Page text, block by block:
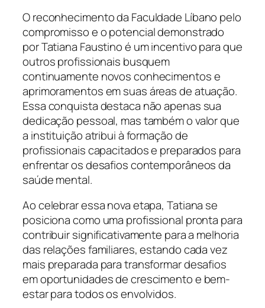
O reconhecimento da Faculdade Líbano pelo
compromisso e o potencial demonstrado
por Tatiana Faustino é um incentivo para que
outros profissionais busquem
continuamente novos conhecimentos e
aprimoramentos em suas áreas de atuação.
Essa conquista destaca não apenas sua
dedicação pessoal, mas também o valor que
a instituição atribui à formação de
profissionais capacitados e preparados para
enfrentar os desafios contemporâneos da
saúde mental.
Ao celebrar essa nova etapa, Tatiana se
posiciona como uma profissional pronta para
contribuir significativamente para a melhoria
das relações familiares, estando cada vez
mais preparada para transformar desafios
em oportunidades de crescimento e bem-
estar para todos os envolvidos.